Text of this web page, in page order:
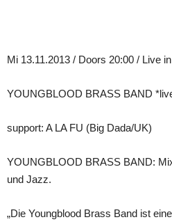
Mi 13.11.2013 / Doors 20:00 / Live
YOUNGBLOOD BRASS BAND
support: A LA FU (Big Dada/UK)
YOUNGBLOOD BRASS BAND:
und Jazz.
„Die Youngblood Brass Band ist